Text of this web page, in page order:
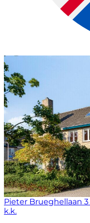
Pieter Brueghellaan 3
k.k.